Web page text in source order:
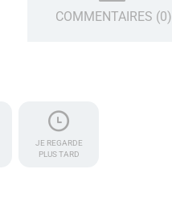
COMMENTAIRES (0)
JE REGARDE
PLUS TARD